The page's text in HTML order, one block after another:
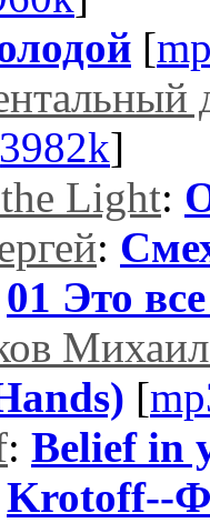
[
]
Light:
:
01 Это
[
: Belief in
Krotoff--